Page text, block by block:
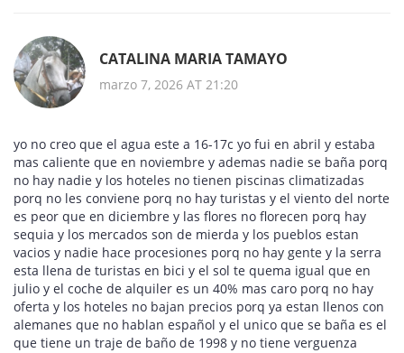
CATALINA MARIA TAMAYO
marzo 7, 2026 AT 21:20
yo no creo que el agua este a 16-17c yo fui en abril y estaba
mas caliente que en noviembre y ademas nadie se baña porq
no hay nadie y los hoteles no tienen piscinas climatizadas
porq no les conviene porq no hay turistas y el viento del norte
es peor que en diciembre y las flores no florecen porq hay
sequia y los mercados son de mierda y los pueblos estan
vacios y nadie hace procesiones porq no hay gente y la serra
esta llena de turistas en bici y el sol te quema igual que en
julio y el coche de alquiler es un 40% mas caro porq no hay
oferta y los hoteles no bajan precios porq ya estan llenos con
alemanes que no hablan español y el unico que se baña es el
que tiene un traje de baño de 1998 y no tiene verguenza